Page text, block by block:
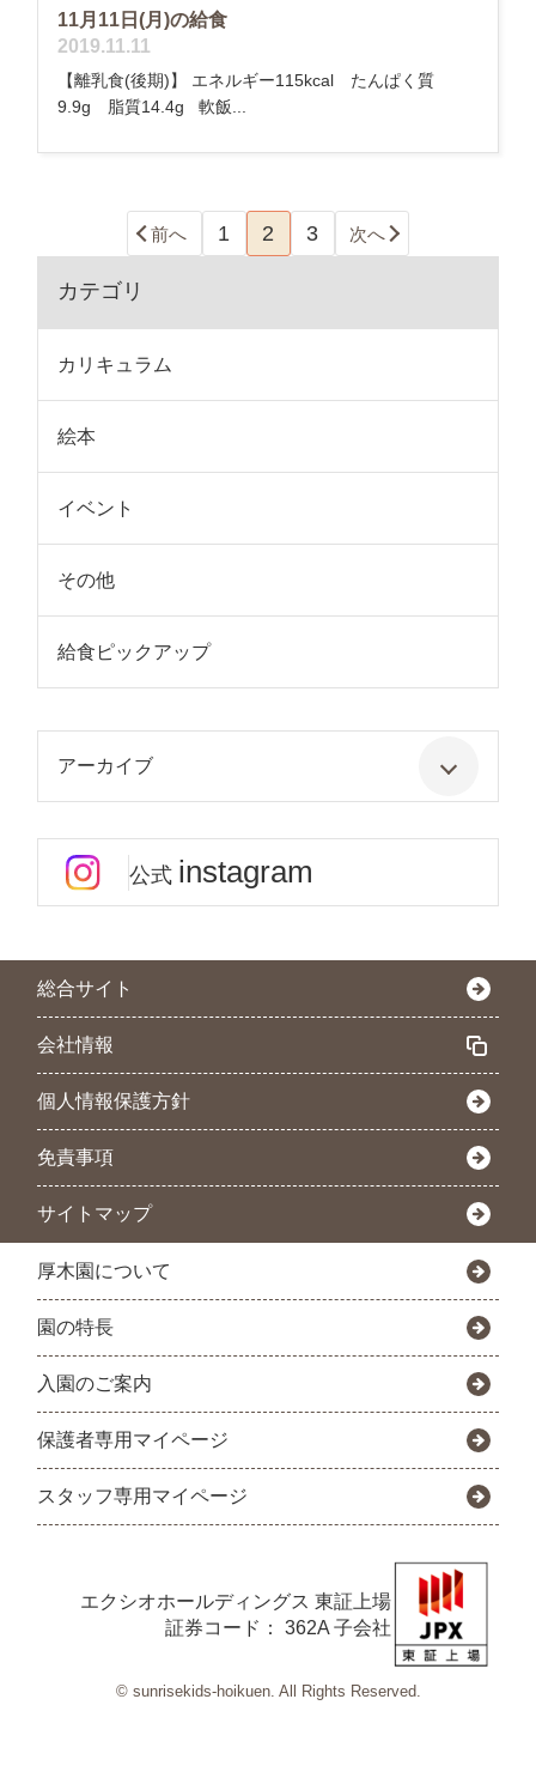
11月11日(月)の給食
2019.11.11
【離乳食(後期)】 エネルギー115kcal たんぱく質
9.9g 脂質14.4g 軟飯...
前へ 1 2 3 次へ
カテゴリ
カリキュラム
絵本
イベント
その他
給食ピックアップ
アーカイブ
公式 instagram
総合サイト
会社情報
個人情報保護方針
免責事項
サイトマップ
厚木園について
園の特長
入園のご案内
保護者専用マイページ
スタッフ専用マイページ
エクシオホールディングス 東証上場
証券コード： 362A 子会社
© sunrisekids-hoikuen. All Rights Reserved.